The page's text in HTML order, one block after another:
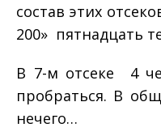
состав этих
200» ­ пятнадцать
В 7­-м отсеке ­ 4
пробраться. В
нечего…